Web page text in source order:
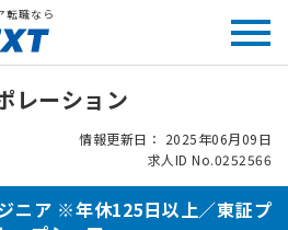
転職なら
レーション
情報更新日： 2025年06月09日
求人ID No.0252566
ニア ※年休125日以上／東証プ